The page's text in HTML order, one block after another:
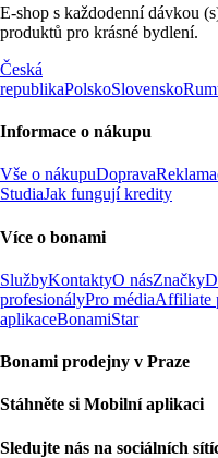
E-shop s každodenní dávkou
produktů pro krásné bydlení.
Česká
republikaPolskoSlovensko
Informace o nákupu
Vše o nákupuDoprava
StudiaJak fungují kredity
Více o bonami
SlužbyKontaktyO násZnačky
profesionályPro médiaAffiliate
aplikaceBonamiStar
Bonami prodejny v Praze
Stáhněte si Mobilní aplikaci
Sledujte nás na sociálních